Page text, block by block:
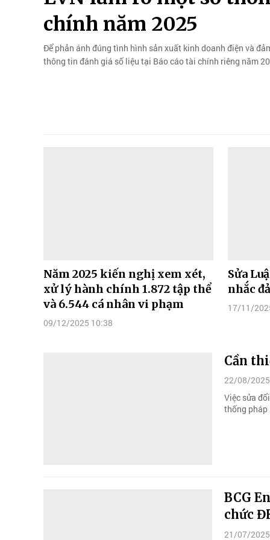
chính năm 2025
Để phản ánh đúng tình hình sản xuất kinh doanh điện và
thông tin đánh giá số liệu tại Báo cáo tài chính riêng năm
Năm 2025 kiến nghị xem xét,
xử lý hành chính 1.872 tập thể
và 6.544 cá nhân vi phạm
09/12/2025 10:38
Sửa
nhắc
17/11/
Cần
22/08/
Việc sửa
thống pháp
BCG
chức
21/07/